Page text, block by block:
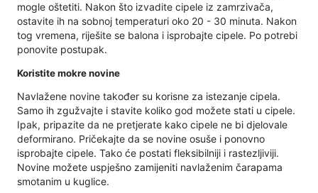
mogle oštetiti. Nakon što izvadite cipele iz zamrzivača,
ostavite ih na sobnoj temperaturi oko 20 - 30 minuta. Nakon
tog vremena, riješite se balona i isprobajte cipele. Po potrebi
ponovite postupak.
Koristite mokre novine
Navlažene novine također su korisne za istezanje cipela.
Samo ih zgužvajte i stavite koliko god možete stati u cipele.
Ipak, pripazite da ne pretjerate kako cipele ne bi djelovale
deformirano. Pričekajte da se novine osuše i ponovno
isprobajte cipele. Tako će postati fleksibilniji i rastezljiviji.
Novine možete uspješno zamijeniti navlaženim čarapama
smotanim u kuglice.